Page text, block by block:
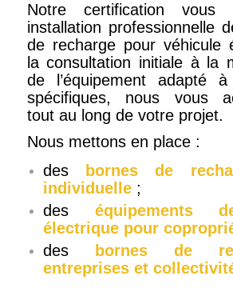
Notre certification vous
installation professionnelle
de recharge pour véhicule
la consultation initiale à la
de l’équipement adapté
spécifiques, nous vous
tout au long de votre projet.
Nous mettons en place :
des
bornes de
individuelle;
des équipements
électrique pour
des
bornes de
entreprises et